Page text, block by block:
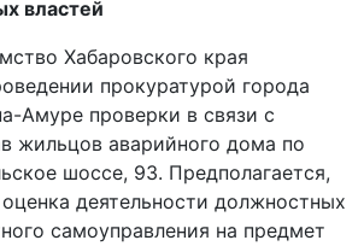
властей
Хабаровского края
прокуратурой города
Амуре проверки в связи с
жильцов аварийного дома по
шоссе, 93. Предполагается,
деятельности должностных
самоуправления на предмет